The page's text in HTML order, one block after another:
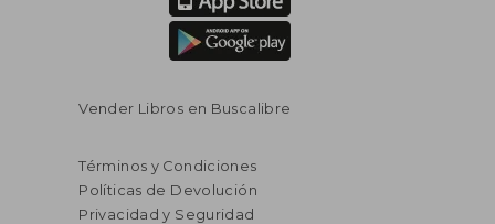
Vender Libros en Buscalibre
Términos y Condiciones
Políticas de Devolución
Privacidad y Seguridad